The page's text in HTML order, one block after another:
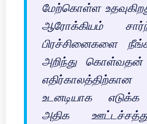
மேற்கொள்ள
ஆரோக்கியம்
பிரச்சினைகளை
அறிந்து
உடனடியாக எடுக்க
அதிக